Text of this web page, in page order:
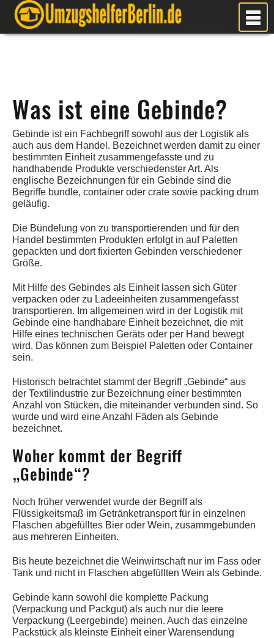
MEIN UMZUG
FOTOS
UMZUGSPLANUNG
WEITERE DIENSTLEISTUNGEN
AKTUELLES
BLOG
KUNDENMEINUNGEN
Was ist eine Gebinde?
Gebinde ist ein Fachbegriff sowohl aus der Logistik als
auch aus dem Handel. Bezeichnet werden damit zu einer
bestimmten Einheit zusammengefasste und zu
handhabende Produkte verschiedenster Art. Als
englische Bezeichnungen für ein Gebinde sind die
Begriffe bundle, container oder crate sowie packing drum
geläufig.
Die Bündelung von zu transportierenden und für den
Handel bestimmten Produkten erfolgt in auf Paletten
gepackten und dort fixierten Gebinden verschiedener
Größe.
Mit Hilfe des Gebindes als Einheit lassen sich Güter
verpacken oder zu Ladeeinheiten zusammengefasst
transportieren. Im allgemeinen wird in der Logistik mit
Gebinde eine handhabare Einheit bezeichnet, die mit
Hilfe eines technischen Geräts oder per Hand bewegt
wird. Das können zum Beispiel Paletten oder Container
sein.
Historisch betrachtet stammt der Begriff „Gebinde“ aus
der Textilindustrie zur Bezeichnung einer bestimmten
Anzahl von Stücken, die miteinander verbunden sind. So
wurde und wird eine Anzahl Fäden als Gebinde
bezeichnet.
Woher kommt der Begriff
„Gebinde“?
Noch früher verwendet wurde der Begriff als
Flüssigkeitsmaß im Getränketransport für in einzelnen
Flaschen abgefülltes Bier oder Wein, zusammgebunden
aus mehreren Einheiten.
Bis heute bezeichnet die Weinwirtschaft nur im Fass oder
Tank und nicht in Flaschen abgefüllten Wein als Gebinde.
Gebinde kann sowohl die komplette Packung
(Verpackung und Packgut) als auch nur die leere
Verpackung (Leergebinde) meinen. Auch das einzelne
Packstück als kleinste Einheit einer Warensendung